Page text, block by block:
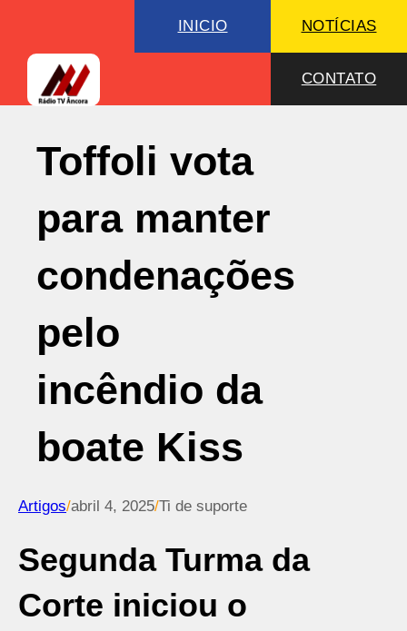
INICIO NOTÍCIAS
CONTATO
Toffoli vota
para manter
condenações
pelo
incêndio da
boate Kiss
Artigos/abril 4, 2025/Ti de suporte
Segunda Turma da
Corte iniciou o